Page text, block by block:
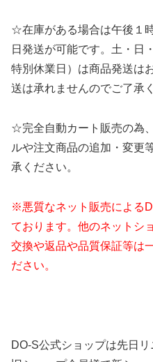
☆在庫がある場合は午後１
日発送が可能です。土・日
特別休業日）は商品発送は
送は承れませんのでご了承
☆完全自動カート販売の為
ルや注文商品の追加・変更
承ください。
※悪質なネット販売による
ております。他のネットシ
交換や返品や品質保証等は
ださい。
DO-S公式ショップは先日リ